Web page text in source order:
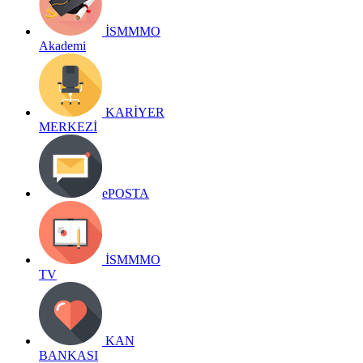
İSMMMO
Akademi
KARİYER
MERKEZİ
ePOSTA
İSMMMO
TV
KAN
BANKASI